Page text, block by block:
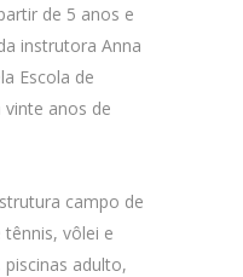
de 5 anos e
instrutora Anna
Escola de
anos de
campo de
vôlei e
adulto,